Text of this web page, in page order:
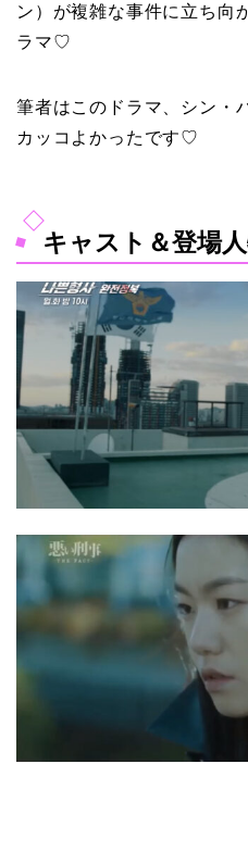
ン）が複雑な事件に立ち向
ラマ♡
筆者はこのドラマ、シン・
カッコよかったです♡
キャスト＆登場